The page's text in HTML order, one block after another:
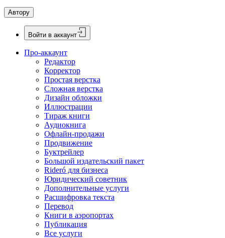
Автору
Войти в аккаунт
Про-аккаунт
Редактор
Корректор
Простая верстка
Сложная верстка
Дизайн обложки
Иллюстрации
Тираж книги
Аудиокнига
Офлайн-продажи
Продвижение
Буктрейлер
Большой издательский пакет
Rideró для бизнеса
Юридический советник
Дополнительные услуги
Расшифровка текста
Перевод
Книги в аэропортах
Публикация
Все услуги